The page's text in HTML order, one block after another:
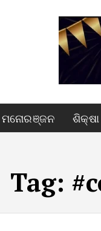
ମନୋରଞ୍ଜନ
Tag: